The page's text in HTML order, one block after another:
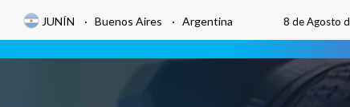
JUNÍN · Buenos Aires · Argentina 8 de Agosto